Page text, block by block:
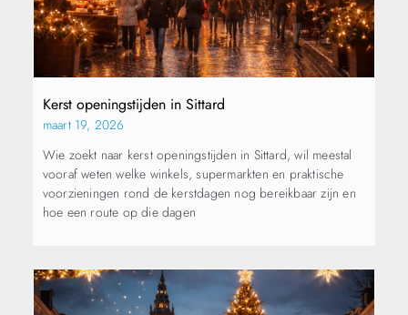
Kerst openingstijden in Sittard
maart 19, 2026
Wie zoekt naar kerst openingstijden in Sittard, wil meestal
vooraf weten welke winkels, supermarkten en praktische
voorzieningen rond de kerstdagen nog bereikbaar zijn en
hoe een route op die dagen